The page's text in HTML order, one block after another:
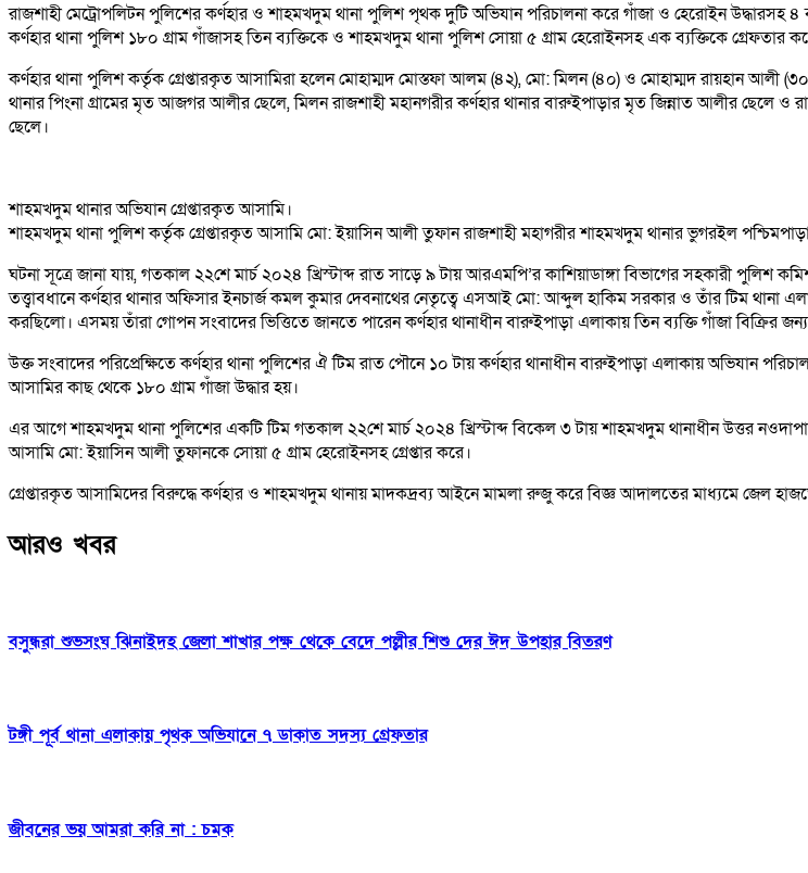
রাজশাহী মেট্রোপলিটন পুলিশের কর্ণহার ও শাহমখদুম থানা পুলিশ পৃথক দুটি অভিযান পরিচালনা করে গাঁজা ও হেরোইন উদ্ধারসহ
কর্ণহার থানা পুলিশ ১৮০ গ্রাম গাঁজাসহ তিন ব্যক্তিকে ও শাহমখদুম থানা পুলিশ সোয়া ৫ গ্রাম হেরোইনসহ এক ব্যক্তিকে গ্রেফতার
কর্ণহার থানা পুলিশ কর্তৃক গ্রেপ্তারকৃত আসামিরা হলেন মোহাম্মদ মোস্তফা আলম (৪২), মো: মিলন (৪০) ও মোহাম্মদ রায়হান আলী
থানার পিংনা গ্রামের মৃত আজগর আলীর ছেলে, মিলন রাজশাহী মহানগরীর কর্ণহার থানার বারুইপাড়ার মৃত জিন্নাত আলীর ছেলে
ছেলে।
শাহমখদুম থানার অভিযান গ্রেপ্তারকৃত আসামি।
শাহমখদুম থানা পুলিশ কর্তৃক গ্রেপ্তারকৃত আসামি মো: ইয়াসিন আলী তুফান রাজশাহী মহাগরীর শাহমখদুম থানার ভুগরইল
ঘটনা সূত্রে জানা যায়, গতকাল ২২শে মার্চ ২০২৪ খ্রিস্টাব্দ রাত সাড়ে ৯ টায় আরএমপি’র কাশিয়াডাঙ্গা বিভাগের সহকারী পুলিশ
তত্ত্বাবধানে কর্ণহার থানার অফিসার ইনচার্জ কমল কুমার দেবনাথের নেতৃত্বে এসআই মো: আব্দুল হাকিম সরকার ও তাঁর টিম থানা
করছিলো। এসময় তাঁরা গোপন সংবাদের ভিত্তিতে জানতে পারেন কর্ণহার থানাধীন বারুইপাড়া এলাকায় তিন ব্যক্তি গাঁজা বিক্রির
উক্ত সংবাদের পরিপ্রেক্ষিতে কর্ণহার থানা পুলিশের ঐ টিম রাত পৌনে ১০ টায় কর্ণহার থানাধীন বারুইপাড়া এলাকায় অভিযান
আসামির কাছ থেকে ১৮০ গ্রাম গাঁজা উদ্ধার হয়।
এর আগে শাহমখদুম থানা পুলিশের একটি টিম গতকাল ২২শে মার্চ ২০২৪ খ্রিস্টাব্দ বিকেল ৩ টায় শাহমখদুম থানাধীন উত্তর
আসামি মো: ইয়াসিন আলী তুফানকে সোয়া ৫ গ্রাম হেরোইনসহ গ্রেপ্তার করে।
গ্রেপ্তারকৃত আসামিদের বিরুদ্ধে কর্ণহার ও শাহমখদুম থানায় মাদকদ্রব্য আইনে মামলা রুজু করে বিজ্ঞ আদালতের মাধ্যমে জেল
আরও খবর
বসুন্ধরা শুভসংঘ ঝিনাইদহ জেলা শাখার পক্ষ থেকে বেদে পল্লীর শিশু দের ঈদ উপহার বিতরণ
টঙ্গী পূর্ব থানা এলাকায় পৃথক অভিযানে ৭ ডাকাত সদস্য গ্রেফতার
জীবনের ভয় আমরা করি না : চমক